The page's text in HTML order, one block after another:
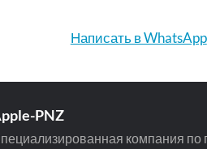
Написать в WhatsApp
PNZ
компания по